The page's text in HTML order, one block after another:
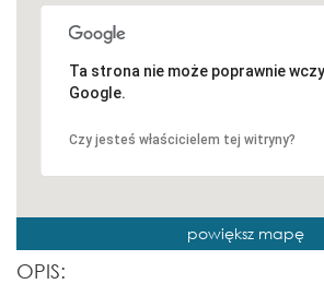
Ta strona nie może poprawnie
Google.
Czy jesteś właścicielem tej witryny?
powiększ mapę
OPIS: